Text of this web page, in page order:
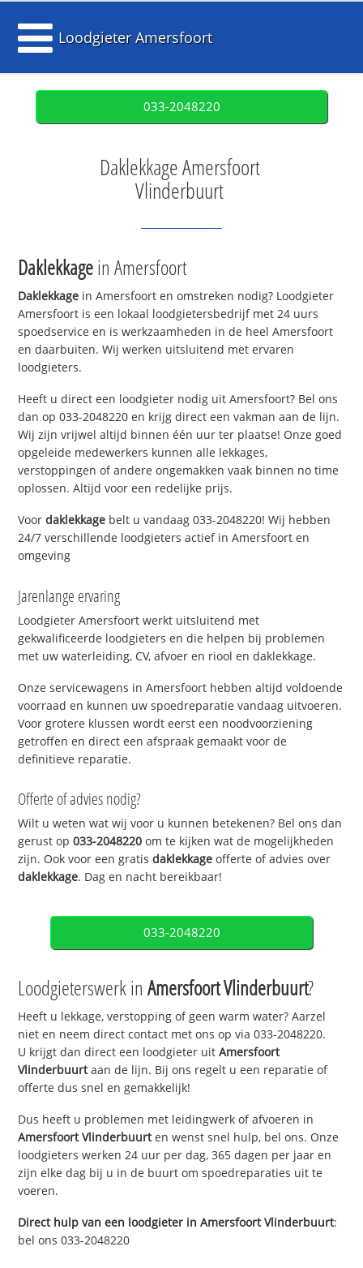
Loodgieter Amersfoort
033-2048220
Daklekkage Amersfoort
Vlinderbuurt
Daklekkagein Amersfoort
Daklekkage in Amersfoort en omstreken nodig? Loodgieter
Amersfoort is een lokaal loodgietersbedrijf met 24 uurs
spoedservice en is werkzaamheden in de heel Amersfoort
en daarbuiten. Wij werken uitsluitend met ervaren
loodgieters.
Heeft u direct een loodgieter nodig uit Amersfoort? Bel ons
dan op 033-2048220 en krijg direct een vakman aan de lijn.
Wij zijn vrijwel altijd binnen één uur ter plaatse! Onze goed
opgeleide medewerkers kunnen alle lekkages,
verstoppingen of andere ongemakken vaak binnen no time
oplossen. Altijd voor een redelijke prijs.
Voordaklekkage belt u vandaag 033-2048220! Wij hebben
24/7 verschillende loodgieters actief in Amersfoort en
omgeving
Jarenlange ervaring
Loodgieter Amersfoort werkt uitsluitend met
gekwalificeerde loodgieters en die helpen bij problemen
met uw waterleiding, CV, afvoer en riool en daklekkage.
Onze servicewagens in Amersfoort hebben altijd voldoende
voorraad en kunnen uw spoedreparatie vandaag uitvoeren.
Voor grotere klussen wordt eerst een noodvoorziening
getroffen en direct een afspraak gemaakt voor de
definitieve reparatie.
Offerte of advies nodig?
Wilt u weten wat wij voor u kunnen betekenen? Bel ons dan
gerust op033-2048220 om te kijken wat de mogelijkheden
zijn. Ook voor een gratisdaklekkage offerte of advies over
daklekkage. Dag en nacht bereikbaar!
033-2048220
Loodgieterswerk inAmersfoort Vlinderbuurt?
Heeft u lekkage, verstopping of geen warm water? Aarzel
niet en neem direct contact met ons op via 033-2048220.
U krijgt dan direct een loodgieter uitAmersfoort
Vlinderbuurtaan de lijn. Bij ons regelt u een reparatie of
offerte dus snel en gemakkelijk!
Dus heeft u problemen met leidingwerk of afvoeren in
Amersfoort Vlinderbuurten wenst snel hulp, bel ons. Onze
loodgieters werken 24 uur per dag, 365 dagen per jaar en
zijn elke dag bij u in de buurt om spoedreparaties uit te
voeren.
Direct hulp van een loodgieter inAmersfoort Vlinderbuurt:
bel ons 033-2048220